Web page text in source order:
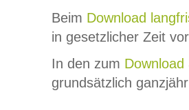
Beim Download
in gesetzlicher Zeit
In den zum Download
grundsätzlich